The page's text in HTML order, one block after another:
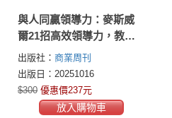
與人同贏領導力：麥斯威
爾21招高效領導力，教你
贏得人心，帶每個人一起
成功
出版社： 商業周刊
出版日：20251016
$300 優惠價237元
放入購物車